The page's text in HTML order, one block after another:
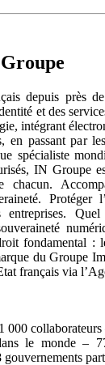
depuis près
et des
intégrant
en passant par
spécialiste
IN Groupe
Protéger
entreprises.
fondamental :
du Groupe
français via
collaborateurs
le monde –